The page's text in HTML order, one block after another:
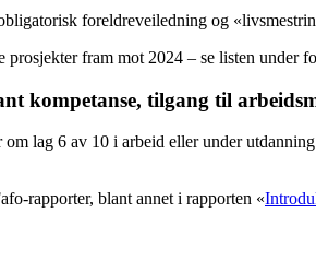
foreldreveiledning og
fram mot 2024 – se listen under
kompetanse, tilgang til
om lag 6 av 10 i arbeid eller under
rapporter, blant annet i rapporten «